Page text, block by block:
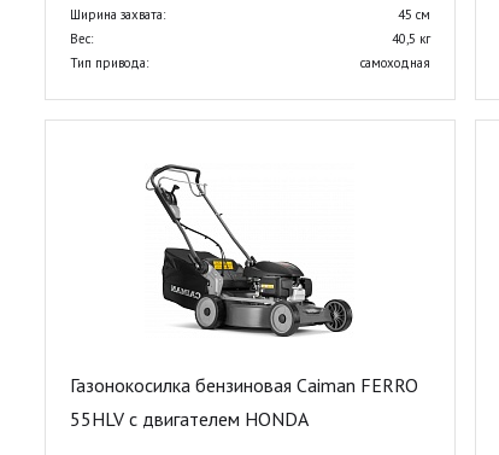
Ширина захвата:
45 см
Вес:
40,5 кг
Тип привода:
самоходная
Газонокосилка бензиновая Caiman FERRO
55HLV с двигателем HONDA